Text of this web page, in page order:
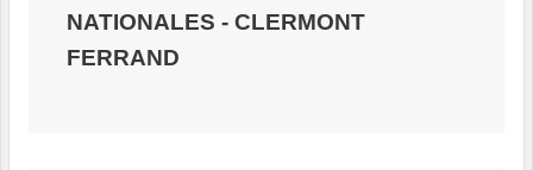
NATIONALES - CLERMONT
FERRAND